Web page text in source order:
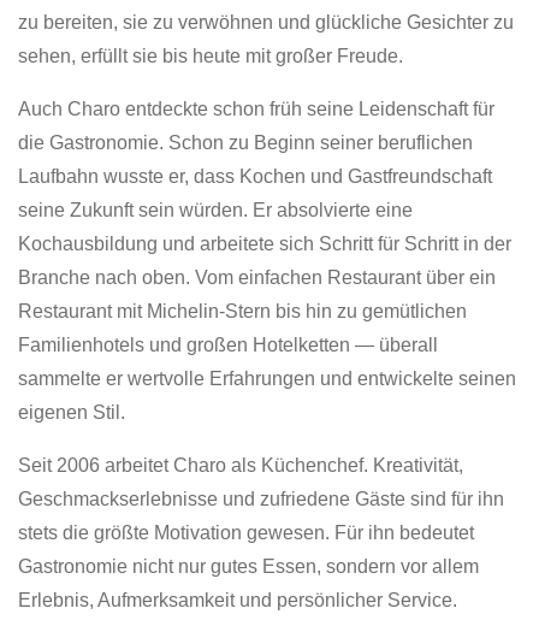
zu bereiten, sie zu verwöhnen und glückliche Gesichter zu
sehen, erfüllt sie bis heute mit großer Freude.
Auch Charo entdeckte schon früh seine Leidenschaft für
die Gastronomie. Schon zu Beginn seiner beruflichen
Laufbahn wusste er, dass Kochen und Gastfreundschaft
seine Zukunft sein würden. Er absolvierte eine
Kochausbildung und arbeitete sich Schritt für Schritt in der
Branche nach oben. Vom einfachen Restaurant über ein
Restaurant mit Michelin-Stern bis hin zu gemütlichen
Familienhotels und großen Hotelketten — überall
sammelte er wertvolle Erfahrungen und entwickelte seinen
eigenen Stil.
Seit 2006 arbeitet Charo als Küchenchef. Kreativität,
Geschmackserlebnisse und zufriedene Gäste sind für ihn
stets die größte Motivation gewesen. Für ihn bedeutet
Gastronomie nicht nur gutes Essen, sondern vor allem
Erlebnis, Aufmerksamkeit und persönlicher Service.